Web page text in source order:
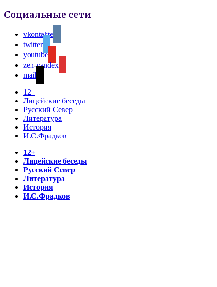
Социальные сети
vkontakte
twitter
youtube
zen-yandex
mail
12+
Лицейские беседы
Русский Север
Литература
История
И.С.Фрадков
12+
Лицейские беседы
Русский Север
Литература
История
И.С.Фрадков